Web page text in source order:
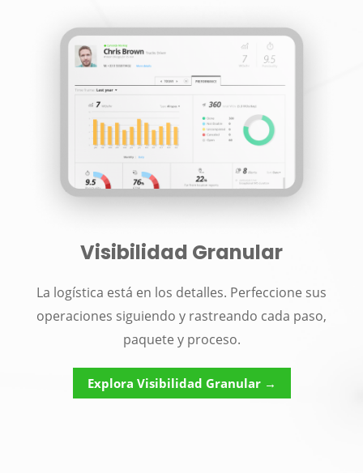
Visibilidad Granular
La logística está en los detalles. Perfeccione sus
operaciones siguiendo y rastreando cada paso,
paquete y proceso.
Explora Visibilidad Granular →